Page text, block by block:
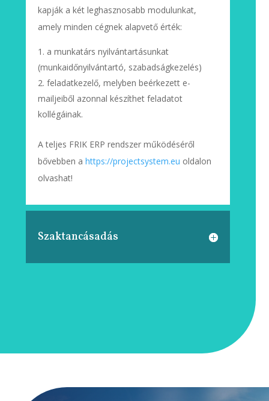
kapják a két leghasznosabb modulunkat,
amely minden cégnek alapvető érték:
a munkatárs nyilvántartásunkat
(munkaidőnyilvántartó, szabadságkezelés)
feladatkezelő, melyben beérkezett e-
mailjeiből azonnal készíthet feladatot
kollégáinak.
A teljes FRIK ERP rendszer működéséről
bővebben a https://projectsystem.eu oldalon
olvashat!
Szaktancásadás